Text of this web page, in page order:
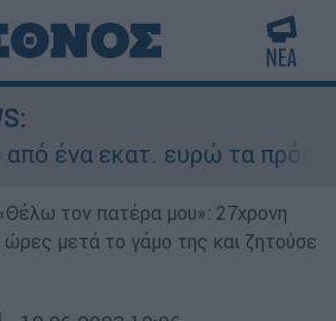
εκατ. ευρώ τα πρόστιμα
τον πατέρα μου»: 27χρονη
μετά το γάμο της και ζητούσε